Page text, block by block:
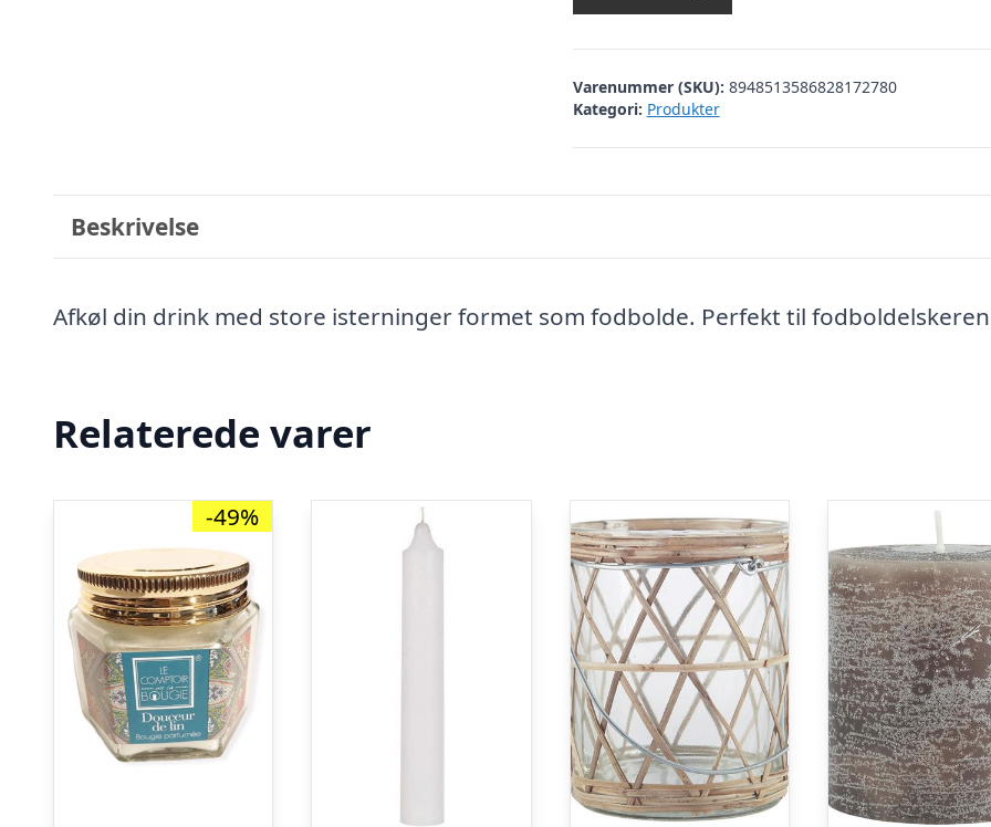
Varenummer (SKU): 8948513586828172780
Kategori: Produkter
Beskrivelse
Afkøl din drink med store isterninger formet som fodbolde. Perfekt til
Relaterede varer
-49%